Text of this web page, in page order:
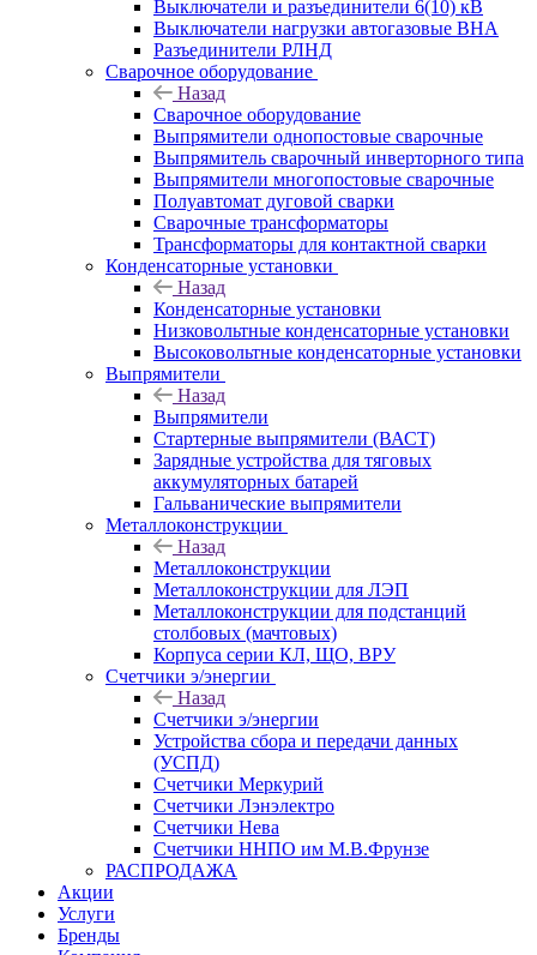
Выключатели и разъединители 6(10) кВ
Выключатели нагрузки автогазовые ВНА
Разъединители РЛНД
Сварочное оборудование
Назад
Сварочное оборудование
Выпрямители однопостовые сварочные
Выпрямитель сварочный инверторного типа
Выпрямители многопостовые сварочные
Полуавтомат дуговой сварки
Сварочные трансформаторы
Трансформаторы для контактной сварки
Конденсаторные установки
Назад
Конденсаторные установки
Низковольтные конденсаторные установки
Высоковольтные конденсаторные установки
Выпрямители
Назад
Выпрямители
Стартерные выпрямители (ВАСТ)
Зарядные устройства для тяговых
аккумуляторных батарей
Гальванические выпрямители
Металлоконструкции
Назад
Металлоконструкции
Металлоконструкции для ЛЭП
Металлоконструкции для подстанций
столбовых (мачтовых)
Корпуса серии КЛ, ЩО, ВРУ
Счетчики э/энергии
Назад
Счетчики э/энергии
Устройства сбора и передачи данных
(УСПД)
Счетчики Меркурий
Счетчики Лэнэлектро
Счетчики Нева
Счетчики ННПО им М.В.Фрунзе
РАСПРОДАЖА
Акции
Услуги
Бренды